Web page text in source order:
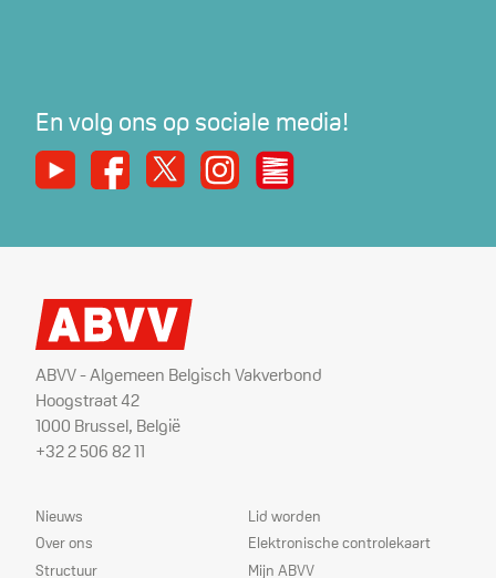
En volg ons op sociale media!
YoutubeFacebook
X InstagramDe Nieuwe Werker
ABVV - Algemeen Belgisch Vakverbond
Hoogstraat 42
1000 Brussel, België
+32 2 506 82 11
Sitemap
Nieuws
Over ons
Structuur
Dienstverlening
Lid worden
Elektronische controlekaart
Mijn ABVV